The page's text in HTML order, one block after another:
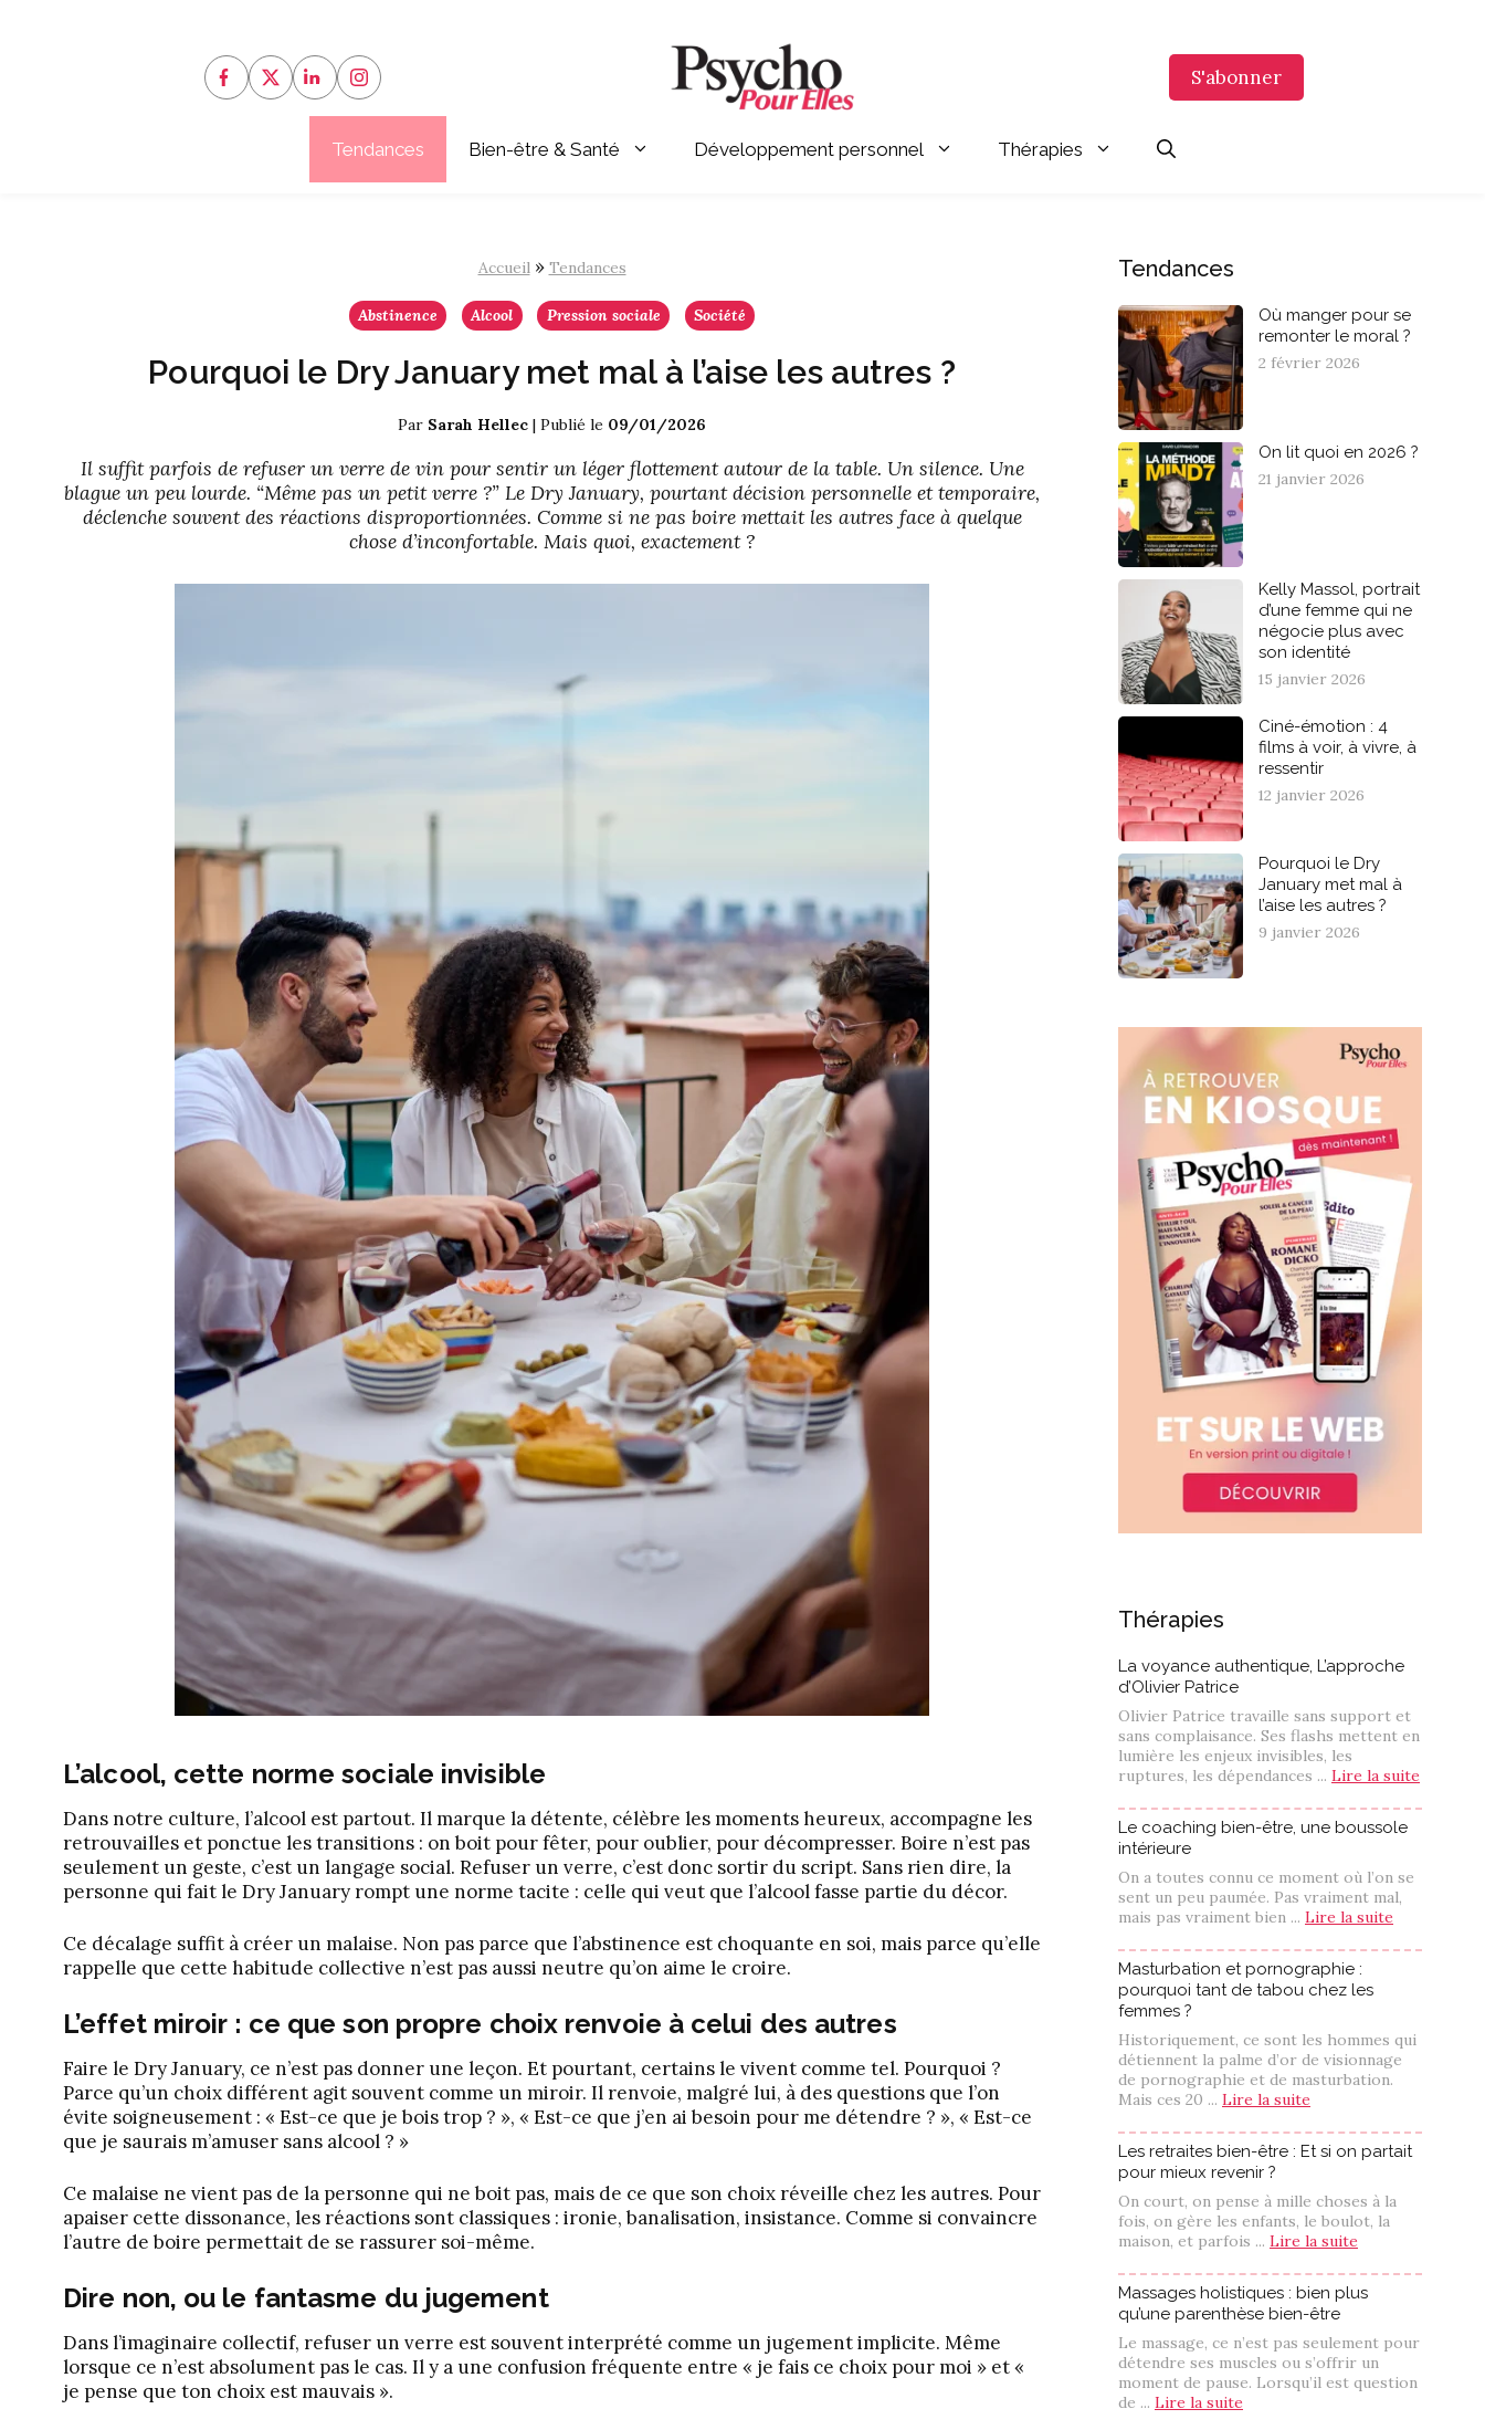
Tendances Bien-être & Santé Développement personnel Thérapies
S'abonner
Accueil» Tendances
Abstinence Alcool Pression sociale Société
Pourquoi le Dry January met mal à l’aise les autres ?
Par Sarah Hellec | Publié le 09/01/2026
Il suffit parfois de refuser un verre de vin pour sentir un léger flottement autour de la table. Un silence. Une
blague un peu lourde. “Même pas un petit verre ?” Le Dry January, pourtant décision personnelle et temporaire,
déclenche souvent des réactions disproportionnées. Comme si ne pas boire mettait les autres face à quelque
chose d’inconfortable. Mais quoi, exactement ?
L’alcool, cette norme sociale invisible
Dans notre culture, l’alcool est partout. Il marque la détente, célèbre les moments heureux, accompagne les
retrouvailles et ponctue les transitions : on boit pour fêter, pour oublier, pour décompresser. Boire n’est pas
seulement un geste, c’est un langage social. Refuser un verre, c’est donc sortir du script. Sans rien dire, la
personne qui fait le Dry January rompt une norme tacite : celle qui veut que l’alcool fasse partie du décor.
Ce décalage suffit à créer un malaise. Non pas parce que l’abstinence est choquante en soi, mais parce qu’elle
rappelle que cette habitude collective n’est pas aussi neutre qu’on aime le croire.
L’effet miroir : ce que son propre choix renvoie à celui des autres
Faire le Dry January, ce n’est pas donner une leçon. Et pourtant, certains le vivent comme tel. Pourquoi ?
Parce qu’un choix différent agit souvent comme un miroir. Il renvoie, malgré lui, à des questions que l’on
évite soigneusement : « Est-ce que je bois trop ? », « Est-ce que j’en ai besoin pour me détendre ? », « Est-ce
que je saurais m’amuser sans alcool ? »
Ce malaise ne vient pas de la personne qui ne boit pas, mais de ce que son choix réveille chez les autres. Pour
apaiser cette dissonance, les réactions sont classiques : ironie, banalisation, insistance. Comme si convaincre
l’autre de boire permettait de se rassurer soi-même.
Dire non, ou le fantasme du jugement
Dans l’imaginaire collectif, refuser un verre est souvent interprété comme un jugement implicite. Même
lorsque ce n’est absolument pas le cas. Il y a une confusion fréquente entre « je fais ce choix pour moi » et «
je pense que ton choix est mauvais ».
Tendances
Où manger pour se
remonter le moral ?
2 février 2026
On lit quoi en 2026 ?
21 janvier 2026
Kelly Massol, portrait
d’une femme qui ne
négocie plus avec
son identité
15 janvier 2026
Ciné-émotion : 4
films à voir, à vivre, à
ressentir
12 janvier 2026
Pourquoi le Dry
January met mal à
l’aise les autres ?
9 janvier 2026
Thérapies
La voyance authentique, L’approche
d’Olivier Patrice
Olivier Patrice travaille sans support et
sans complaisance. Ses flashs mettent en
lumière les enjeux invisibles, les
ruptures, les dépendances ... Lire la suite
Le coaching bien-être, une boussole
intérieure
On a toutes connu ce moment où l’on se
sent un peu paumée. Pas vraiment mal,
mais pas vraiment bien ... Lire la suite
Masturbation et pornographie :
pourquoi tant de tabou chez les
femmes ?
Historiquement, ce sont les hommes qui
détiennent la palme d’or de visionnage
de pornographie et de masturbation.
Mais ces 20 ... Lire la suite
Les retraites bien-être : Et si on partait
pour mieux revenir ?
On court, on pense à mille choses à la
fois, on gère les enfants, le boulot, la
maison, et parfois ... Lire la suite
Massages holistiques : bien plus
qu’une parenthèse bien-être
Le massage, ce n’est pas seulement pour
détendre ses muscles ou s’offrir un
moment de pause. Lorsqu’il est question
de ... Lire la suite